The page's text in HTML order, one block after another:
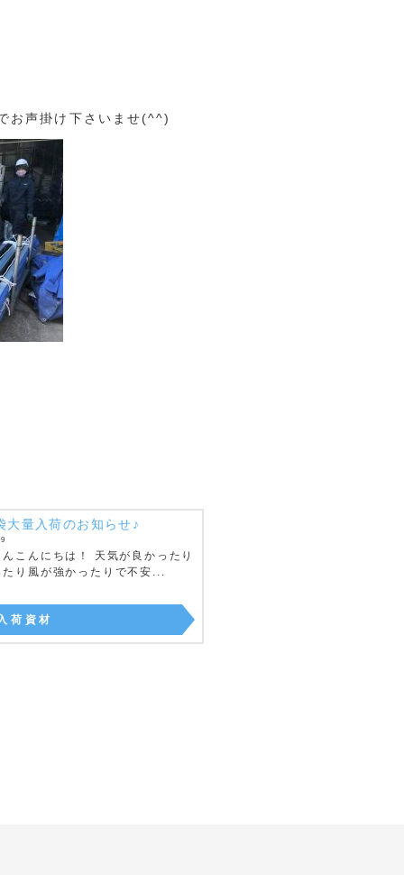
お声掛け下さいませ(^^)
大量入荷のお知らせ♪
こんにちは！ 天気が良かったり
たり風が強かったりで不安...
荷資材